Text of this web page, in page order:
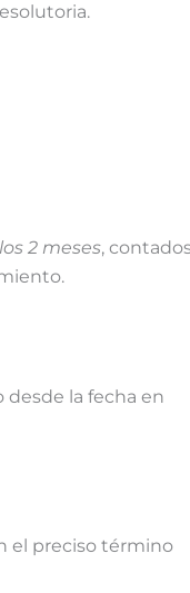
2 meses,
desde la fecha en
el preciso término